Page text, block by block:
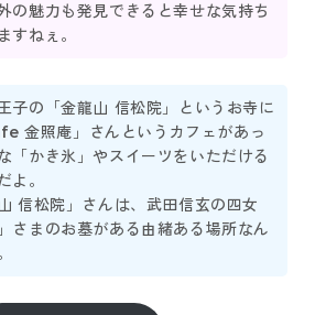
の魅力も発見できると幸せな気持ち
すねぇ。
子の「金龍山 信松院」というお寺に
金照庵」さんというカフェがあっ
「かき氷」やスイーツをいただける
よ。
山 信松院」さんは、武田信玄の四女
」さまのお墓がある由緒ある場所なん